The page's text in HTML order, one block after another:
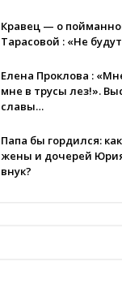
Кравец — о
Тарасовой : «Не
Елена Проклова :
мне в трусы лез!».
славы…
Папа бы гордился:
жены и дочерей
внук?